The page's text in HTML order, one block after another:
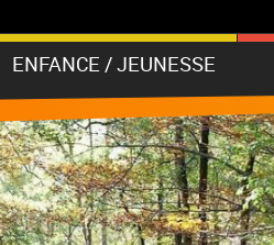
ENFANCE / JEUNESSE